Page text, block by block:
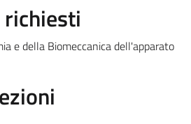
e della Biomeccanica dell'apparato